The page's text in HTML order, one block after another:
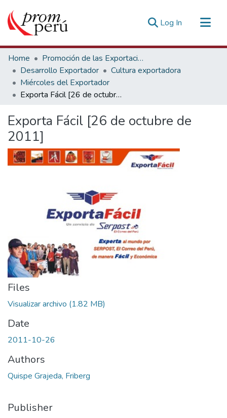
Log In (current)
Communities & Collections
All of DSpace
Statistics
Estadísticas Externas
Home
Promoción de las Exportaciones
Desarrollo Exportador
Cultura exportadora
Miércoles del Exportador
Exporta Fácil [26 de octubre de 2011]
Exporta Fácil [26 de octubre de
2011]
Files
Visualizar archivo (1.82 MB)
Date
2011-10-26
Authors
Quispe Grajeda, Friberg
Publisher